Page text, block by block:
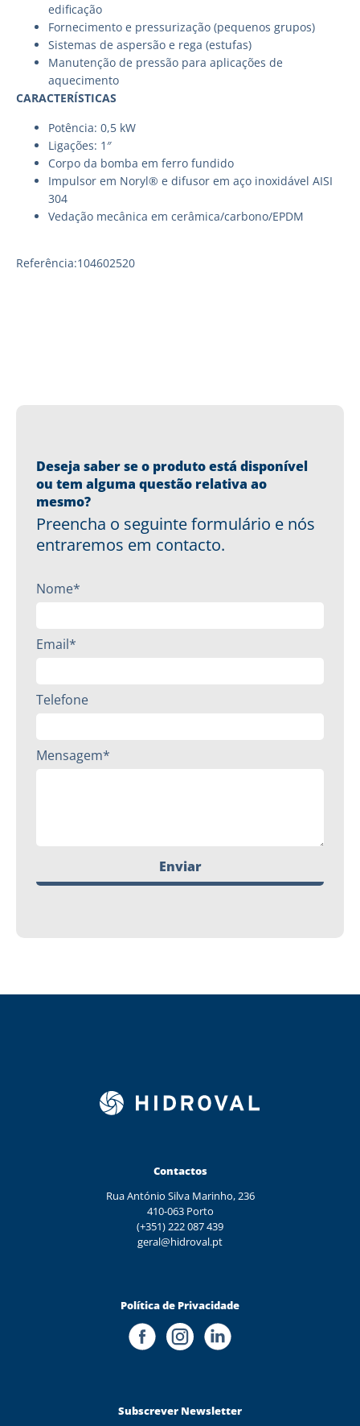
edificação
Fornecimento e pressurização (pequenos grupos)
Sistemas de aspersão e rega (estufas)
Manutenção de pressão para aplicações de
aquecimento
CARACTERÍSTICAS
Potência: 0,5 kW
Ligações: 1″
Corpo da bomba em ferro fundido
Impulsor em Noryl® e difusor em aço inoxidável AISI
304
Vedação mecânica em cerâmica/carbono/EPDM
Referência:104602520
Deseja saber se o produto está disponível
ou tem alguma questão relativa ao
mesmo?
Preencha o seguinte formulário e nós
entraremos em contacto.
Nome*
Email*
Telefone
Mensagem*
Enviar
Contactos
Rua António Silva Marinho, 236
410-063 Porto
(+351) 222 087 439
geral@hidroval.pt
Política de Privacidade
Subscrever Newsletter